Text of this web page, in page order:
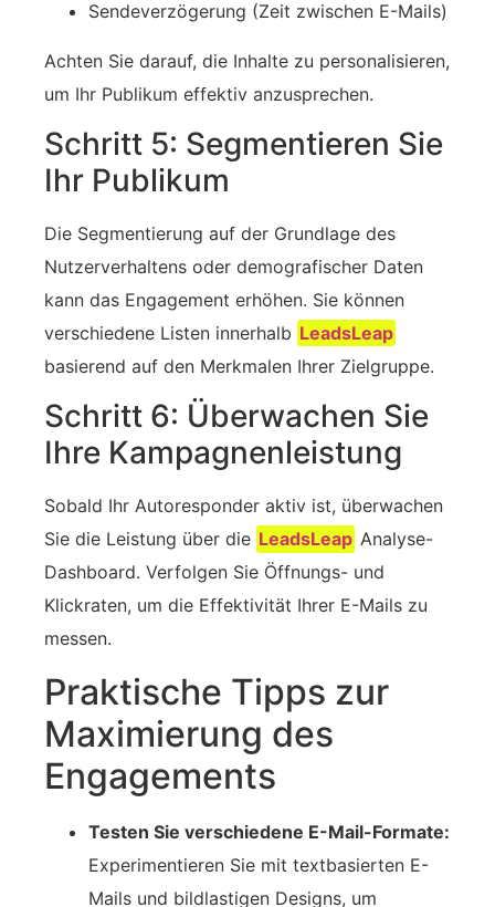
Sendeverzögerung (Zeit zwischen E-Mails)
Achten Sie darauf, die Inhalte zu personalisieren,
um Ihr Publikum effektiv anzusprechen.
Schritt 5: Segmentieren Sie
Ihr Publikum
Die Segmentierung auf der Grundlage des
Nutzerverhaltens oder demografischer Daten
kann das Engagement erhöhen. Sie können‍
verschiedene Listen innerhalb LeadsLeap
basierend auf den Merkmalen Ihrer Zielgruppe.
Schritt 6: Überwachen Sie
Ihre Kampagnenleistung
Sobald Ihr Autoresponder aktiv ist, überwachen
Sie die Leistung über die LeadsLeap Analyse-
Dashboard. Verfolgen Sie Öffnungs- und
Klickraten, um die Effektivität Ihrer E-Mails zu
messen.
Praktische Tipps zur
Maximierung des
Engagements
Testen Sie verschiedene E-Mail-Formate:
Experimentieren Sie mit textbasierten E-
Mails und bildlastigen Designs, um